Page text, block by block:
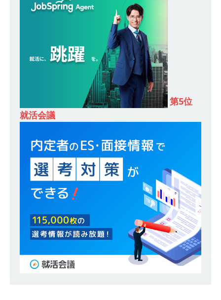
るオープンカンパニー 】 大林グループ ｜ 全国規
模の重要施設の建設に携わるサブコン ｜ 環境保
全や脱炭素社会の実現にも貢献 ｜ 初任給28万
+各手当 ｜ 年間休日125日 ｜ オーク設備工業
体育会積極採用企業
[ 2026年5月13日 ] 【 28卒 ｜ 建築プロセスの一
合建設会社（ゼネコン） ｜ 充実の福利厚生・資
格手当・資格取得支援制度あり ｜ 年間休日123
日 ｜ 創立以来74年間黒字経営 ｜ 合田工務店
[ 2026年5月12日 ]
【 28卒 ｜ 愛知勤務・転勤な
し 】 自動車生産に欠かせない部品を独自のノウ
ハウで素材から生産まで国内で唯一一貫生産する
鋼材加工メーカー ｜ 幅広くマルチに活躍する人
第5位
就活会議